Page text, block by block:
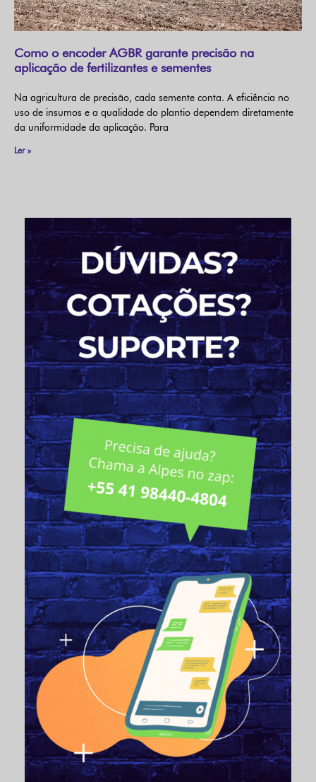
Como o encoder AGBR garante precisão na
aplicação de fertilizantes e sementes
Na agricultura de precisão, cada semente conta. A eficiência no
uso de insumos e a qualidade do plantio dependem diretamente
da uniformidade da aplicação. Para
Ler »